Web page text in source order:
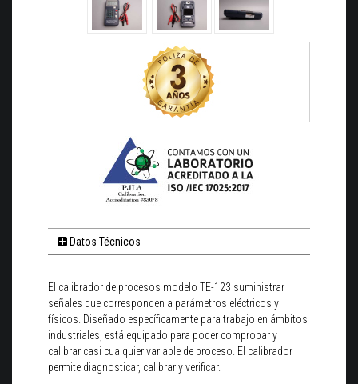
Datos Técnicos
El calibrador de procesos modelo TE-123 suministrar
señales que corresponden a parámetros eléctricos y
físicos. Diseñado específicamente para trabajo en ámbitos
industriales, está equipado para poder comprobar y
calibrar casi cualquier variable de proceso. El calibrador
permite diagnosticar, calibrar y verificar.